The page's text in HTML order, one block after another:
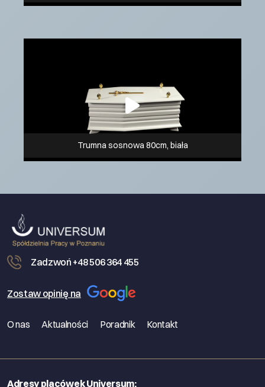
Trumna sosnowa 80cm, biała
Zadzwoń +48 506 364 455
Zostaw opinię na
O nas Aktualności Poradnik Kontakt
Adresy placówek Universum: